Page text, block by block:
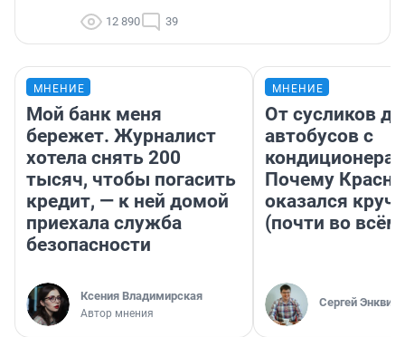
12 890 39
МНЕНИЕ
Мой банк меня
бережет. Журналист
хотела снять 200
тысяч, чтобы погасить
кредит, — к ней домой
приехала служба
безопасности
Ксения Владимирская
Автор мнения
МНЕНИЕ
От сусликов до
автобусов с
Почему
оказался
(почти во
Сергей Энквист